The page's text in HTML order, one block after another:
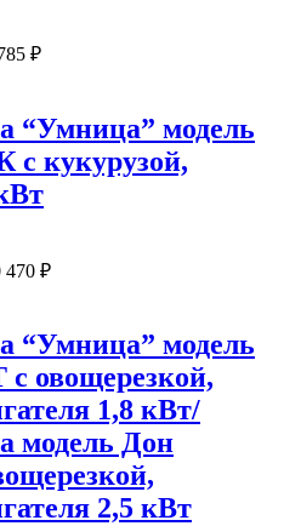
₽
“Умница” модель
с кукурузой,
470 ₽
“Умница” модель
овощерезкой,
1,8 кВт/
модель Дон
2,5 кВт